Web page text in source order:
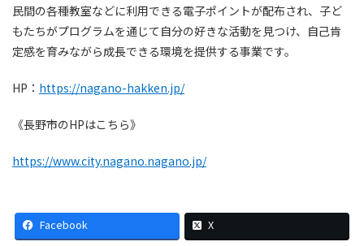
民間の各種教室などに利用できる電子ポイントが配布され、子ど
もたちがプログラムを通じて自分の好きな活動を見つけ、自己肯
定感を育みながら成長できる環境を提供する事業です。
HP： https://nagano-hakken.jp/
《長野市のHPはこちら》
https://www.city.nagano.nagano.jp/
Facebook X